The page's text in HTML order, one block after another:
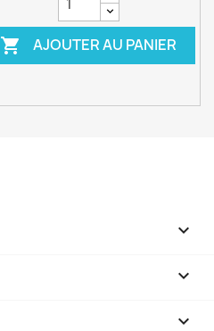
 AJOUTER AU PANIER


keyboard_arrow_down